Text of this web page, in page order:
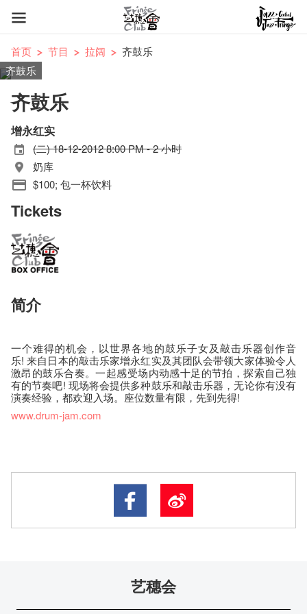
首页 节目 拉阔
齐鼓乐
齐鼓乐
齐鼓乐
增永红实
(二) 18-12-2012 8:00 PM - 2 小时
奶库
$100; 包一杯饮料
Tickets
简介
一个难得的机会，以世界各地的鼓乐子女及敲击乐器创作音
乐! 来自日本的敲击乐家增永红实及其团队会带领大家体验令人
激昂的鼓乐合奏。一起感受场内动感十足的节拍，探索自己独
有的节奏吧! 现场将会提供多种鼓乐和敲击乐器，无论你有没有
演奏经验，都欢迎入场。座位数量有限，先到先得!
www.drum-jam.com
艺穗会